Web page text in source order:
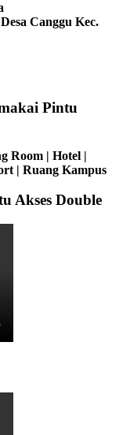
Canggu Kec.
Pintu
Room | Hotel |
| Ruang Kampus
Akses Double